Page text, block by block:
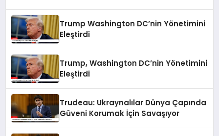
Trump Washington DC’nin Yönetimini
Eleştirdi
Trump, Washington DC’nin Yönetimini
Eleştirdi
Trudeau: Ukraynalılar Dünya Çapında
Güveni Korumak İçin Savaşıyor